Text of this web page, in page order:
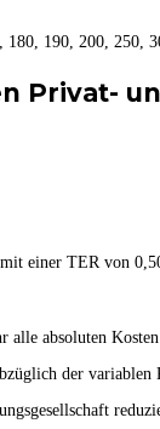
190, 200, 250,
Privat-
einer TER von
alle absoluten
der